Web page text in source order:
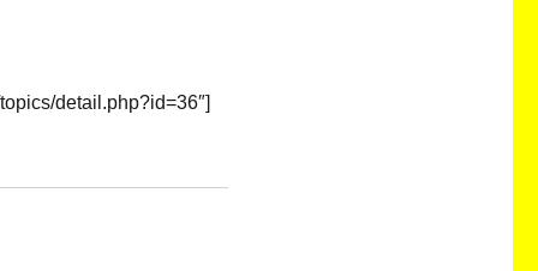
detail.php?id=36″]